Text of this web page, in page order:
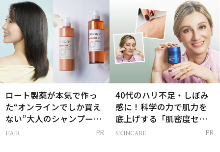
ロート製薬が本気で作っ
た“オンラインでしか買え
ない”大人のシャンプー＆
トリートメントって？
HAIR PR
40代のハリ不足・しぼみ
感に！科学の力で肌力を
底上げする「肌密度セラ
ム」
SKINCARE PR